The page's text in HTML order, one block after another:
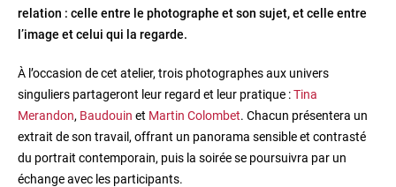
relation : celle entre le photographe et son sujet, et celle entre
l’image et celui qui la regarde.
À l’occasion de cet atelier, trois photographes aux univers
singuliers partageront leur regard et leur pratique :Tina
Merandon, Baudouin et Martin Colombet. Chacun présentera un
extrait de son travail, offrant un panorama sensible et contrasté
du portrait contemporain, puis la soirée se poursuivra par un
échange avec les participants.